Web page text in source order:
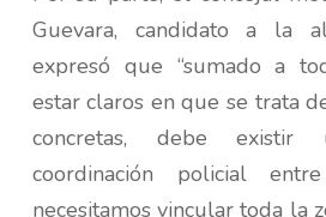
Guevara, candidato a la
expresó que “sumado a
estar claros en que se trata
concretas, debe
coordinación policial
necesitamos vincular toda la